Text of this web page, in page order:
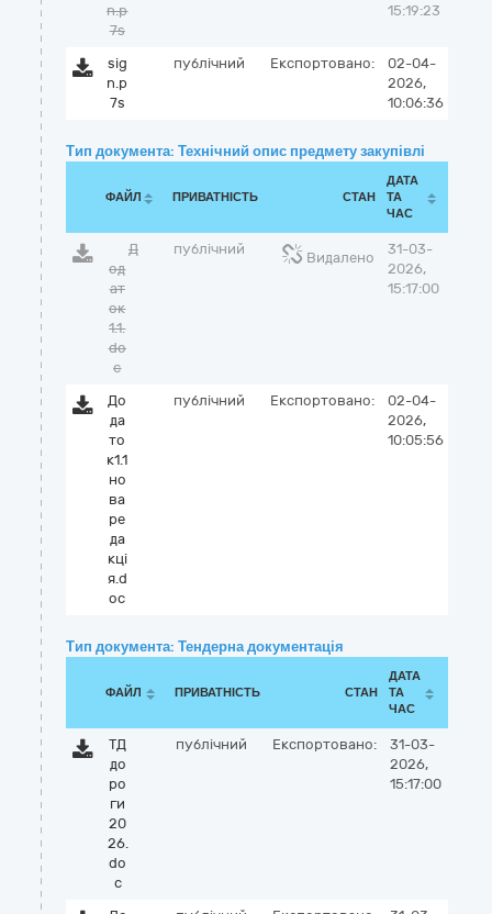
n.p
7s
15:19:23
sig
n.p
7s
публічний Експортовано:
02-04-
2026,
10:06:36
Тип документа: Технічний опис предмету закупівлі
ФАЙЛ ПРИВАТНІСТЬ СТАН
ДАТА
ТА
ЧАС
Д
од
ат
ок
1.1.
do
c
публічний
Видалено
31-03-
2026,
15:17:00
До
да
то
к1.1
но
ва
ре
да
кці
я.d
oc
публічний Експортовано:
02-04-
2026,
10:05:56
Тип документа: Тендерна документація
ФАЙЛ ПРИВАТНІСТЬ СТАН
ДАТА
ТА
ЧАС
ТД
до
ро
ги
20
26.
do
c
публічний Експортовано:
31-03-
2026,
15:17:00